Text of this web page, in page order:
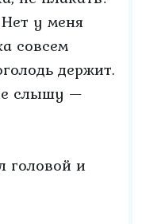
у меня
совсем
держит.
слышу —
головой и